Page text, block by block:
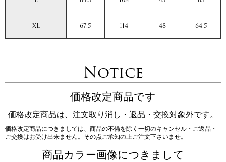
XL 67.5 114 48 64.5
Notice
価格改定商品です
価格改定商品は、注文取り消し・返品・交換対象外です。
価格改定商品につきましては、商品の不備を除く一切のキャンセル・ご返品・
ご交換はお受け出来ません。その点ご承知の上ご注文下さいませ。
商品カラー画像につきまして